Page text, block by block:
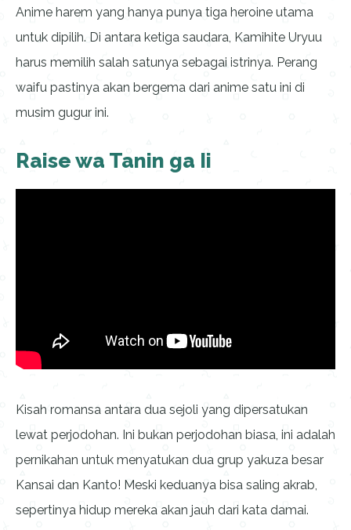
Anime harem yang hanya punya tiga heroine utama
untuk dipilih. Di antara ketiga saudara, Kamihite Uryuu
harus memilih salah satunya sebagai istrinya. Perang
waifu pastinya akan bergema dari anime satu ini di
musim gugur ini.
Raise wa Tanin ga Ii
Kisah romansa antara dua sejoli yang dipersatukan
lewat perjodohan. Ini bukan perjodohan biasa, ini adalah
pernikahan untuk menyatukan dua grup yakuza besar
Kansai dan Kanto! Meski keduanya bisa saling akrab,
sepertinya hidup mereka akan jauh dari kata damai.